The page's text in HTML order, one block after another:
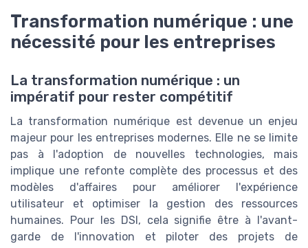
Transformation numérique : une
nécessité pour les entreprises
La transformation numérique : un
impératif pour rester compétitif
La transformation numérique est devenue un enjeu
majeur pour les entreprises modernes. Elle ne se limite
pas à l'adoption de nouvelles technologies, mais
implique une refonte complète des processus et des
modèles d'affaires pour améliorer l'expérience
utilisateur et optimiser la gestion des ressources
humaines. Pour les DSI, cela signifie être à l'avant-
garde de l'innovation et piloter des projets de